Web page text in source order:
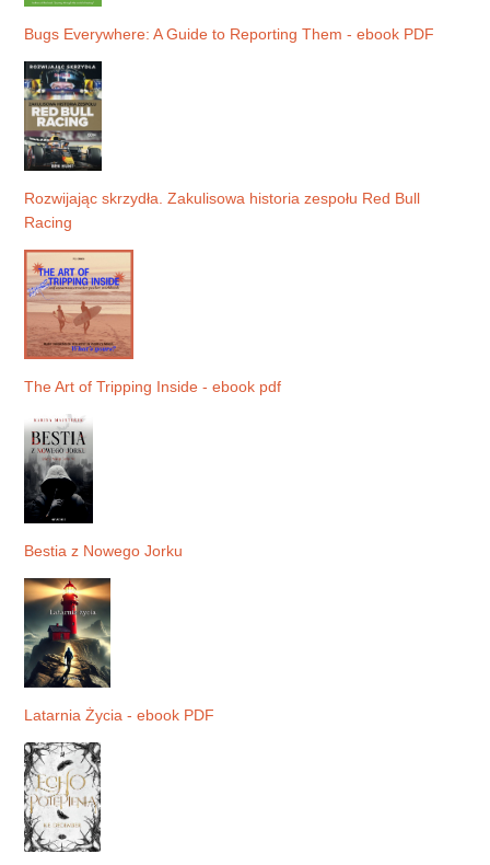
Bugs Everywhere: A Guide to Reporting Them - ebook PDF
Rozwijając skrzydła. Zakulisowa historia zespołu Red Bull
Racing
The Art of Tripping Inside - ebook pdf
Bestia z Nowego Jorku
Latarnia Życia - ebook PDF